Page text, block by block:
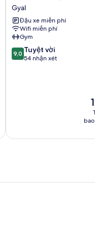
Hotel
Gyál
Gyal
Gyal
Đậu xe miễn phí
Wifi miễn phí
Gym
9.0
trên
9,0 Tuyệt vời
54 nhận xét